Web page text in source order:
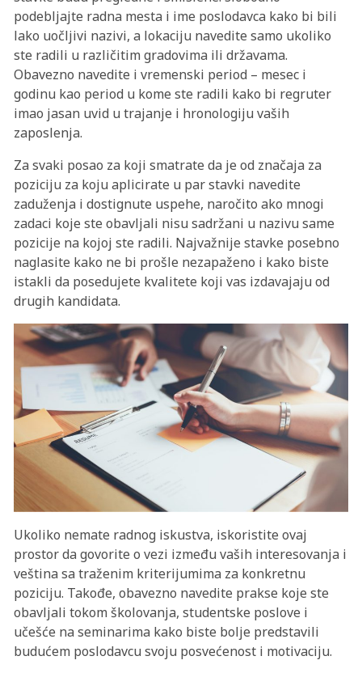
podebljajte radna mesta i ime poslodavca kako bi bili
lako uočljivi nazivi, a lokaciju navedite samo ukoliko
ste radili u različitim gradovima ili državama.
Obavezno navedite i vremenski period – mesec i
godinu kao period u kome ste radili kako bi regruter
imao jasan uvid u trajanje i hronologiju vaših
zaposlenja.
Za svaki posao za koji smatrate da je od značaja za
poziciju za koju aplicirate u par stavki navedite
zaduženja i dostignute uspehe, naročito ako mnogi
zadaci koje ste obavljali nisu sadržani u nazivu same
pozicije na kojoj ste radili. Najvažnije stavke posebno
naglasite kako ne bi prošle nezapaženo i kako biste
istakli da posedujete kvalitete koji vas izdavajaju od
drugih kandidata.
Ukoliko nemate radnog iskustva, iskoristite ovaj
prostor da govorite o vezi između vaših interesovanja i
veština sa traženim kriterijumima za konkretnu
poziciju. Takođe, obavezno navedite prakse koje ste
obavljali tokom školovanja, studentske poslove i
učešće na seminarima kako biste bolje predstavili
budućem poslodavcu svoju posvećenost i motivaciju.